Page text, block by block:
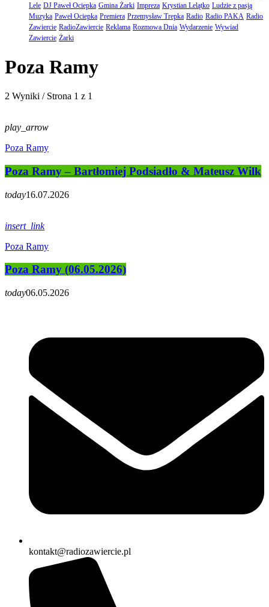
Lele DJ Paweł Ociepka Gmina Żarki Impreza Krystian Lelątko Ludzie z pasją
Muzyka Paweł Ociepka Premiera Przemysław Trepka Radio Radio PAKA Radio
Zawiercie RadioZawiercie Reklama Rozmowa Dnia Wydarzenie Wywiad
Zawiercie Żarki
Poza Ramy
2 Wyniki / Strona 1 z 1
play_arrow
Poza Ramy
Poza Ramy – Bartłomiej Podsiadło & Mateusz Wilk
today16.07.2026
insert_link
Poza Ramy
Poza Ramy (06.05.2026)
today06.05.2026
kontakt@radiozawiercie.pl